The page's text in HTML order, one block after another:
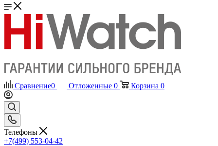
Сравнение0 Отложенные 0 Корзина 0
Телефоны
+7(499) 553-04-42